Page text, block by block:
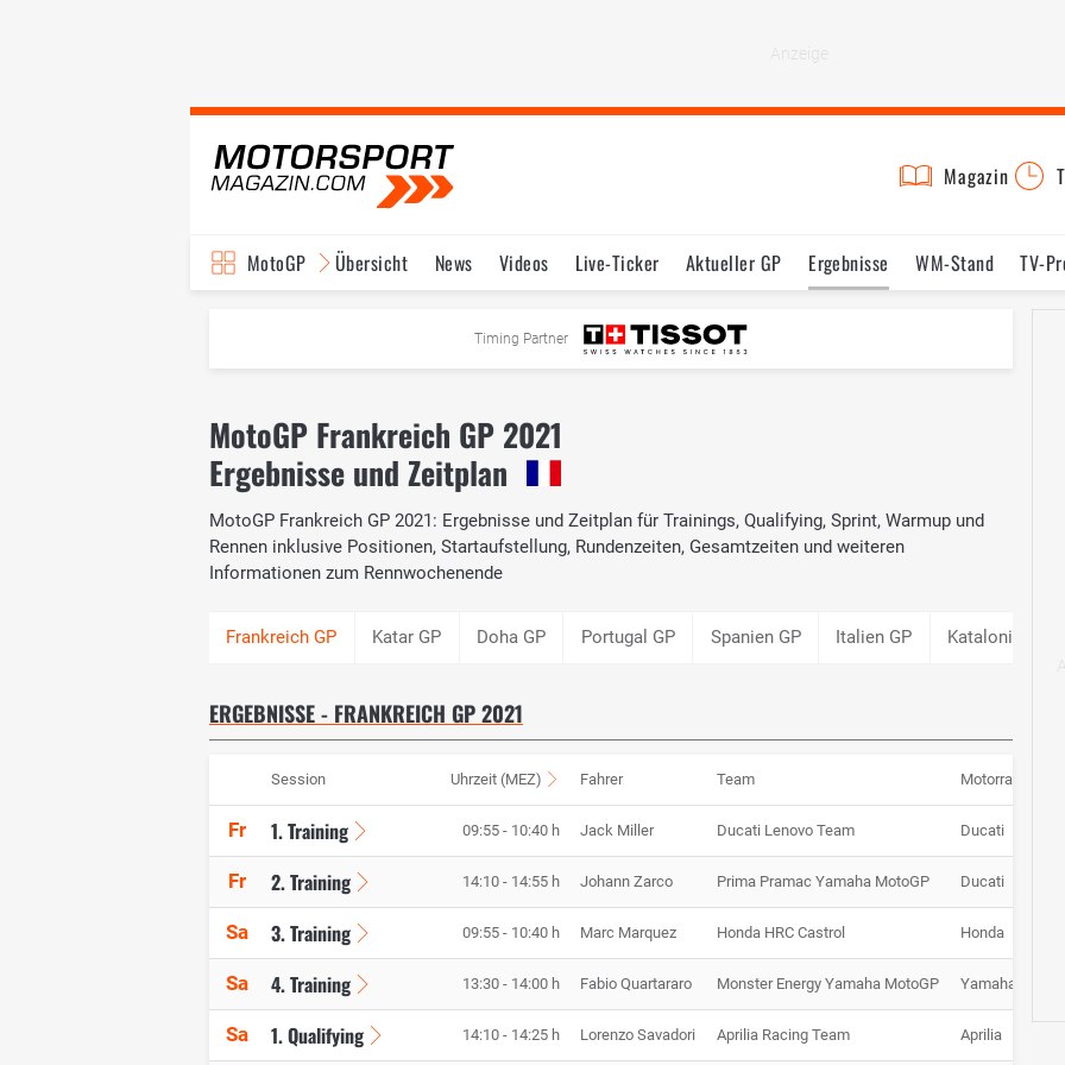
Magazin
MotoGP Übersicht News Videos Live-Ticker Aktueller GP Ergebnisse WM-Stand TV-
Testfahrten Reglement
Timing Partner
MotoGP Frankreich GP 2021
Ergebnisse und Zeitplan
MotoGP Frankreich GP 2021: Ergebnisse und Zeitplan für Trainings, Qualifying, Sprint, Warmup und
Rennen inklusive Positionen, Startaufstellung, Rundenzeiten, Gesamtzeiten und weiteren
Informationen zum Rennwochenende
Katar GP Doha GP Portugal GP Spanien GP Italien GP Katalonien GP
ERGEBNISSE - FRANKREICH GP 2021
Session Uhrzeit (MEZ) Fahrer Team Motorrad
Fr 1. Training 09:55 - 10:40 h Jack Miller Ducati Lenovo Team Ducati
Fr 2. Training 14:10 - 14:55 h Johann Zarco Prima Pramac Yamaha MotoGP Ducati
Sa 3. Training 09:55 - 10:40 h Marc Marquez Honda HRC Castrol Honda
Sa 4. Training 13:30 - 14:00 h Fabio Quartararo Monster Energy Yamaha MotoGP Yamaha
Sa 1. Qualifying 14:10 - 14:25 h Lorenzo Savadori Aprilia Racing Team Aprilia